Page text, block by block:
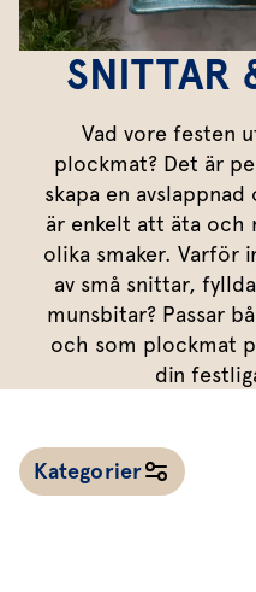
Inspiration
Vårt
Växthus
Vårt ansvar
Om oss
Kalla såser
Dipp
Dressingar
Dressing
Vinägrett
Örtolja
Gör
Fixa
SNITTAR
Vad vore festen
plockmat? Det är
skapa en
är enkelt att äta och
olika smaker. Varför
av små snittar,
munsbitar? Passar
och som plockmat
din
Kategorier